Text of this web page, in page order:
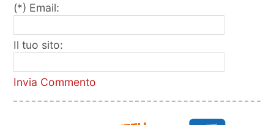
(*) Email:
Il tuo sito:
Invia Commento